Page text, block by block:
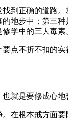
正确的道路。
地步中；第三
学中的三大毒素
不折不扣的实
是要修成心地
根本戒方面要